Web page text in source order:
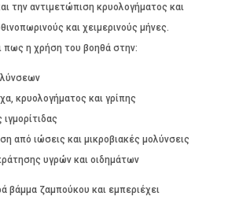
την αντιμετώπιση κρυολογήματος και
και χειμερινούς μήνες.
πως η χρήση του βοηθά στην:
κρυολογήματος και γρίπης
από ιώσεις και μικροβιακές μολύνσεις
υγρών και οιδημάτων
βάμμα ζαμπούκου και εμπεριέχει